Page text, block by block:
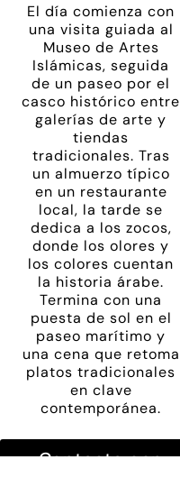
El día comienza con
una visita guiada al
Museo de Artes
Islámicas, seguida
de un paseo por el
casco histórico entre
galerías de arte y
tiendas
tradicionales. Tras
un almuerzo típico
en un restaurante
local, la tarde se
dedica a los zocos,
donde los olores y
los colores cuentan
la historia árabe.
Termina con una
puesta de sol en el
paseo marítimo y
una cena que retoma
platos tradicionales
en clave
contemporánea.
Contacta con